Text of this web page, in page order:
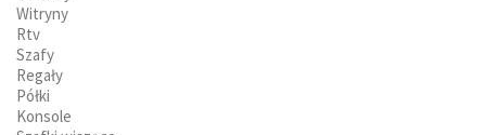
Witryny
Rtv
Szafy
Regały
Półki
Konsole